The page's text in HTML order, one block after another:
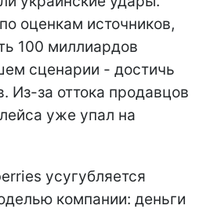
оценкам источников,
100 миллиардов
сценарии - достичь
Из-за оттока продавцов
уже упал на
усугубляется
компании: деньги